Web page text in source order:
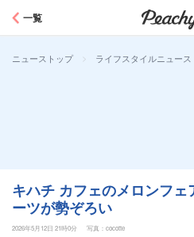
一覧
ニューストップ > ライフスタイルニュース
キハチ カフェのメロンフ
ーツが勢ぞろい
2026年5月12日 21時0分 写真：cocotte